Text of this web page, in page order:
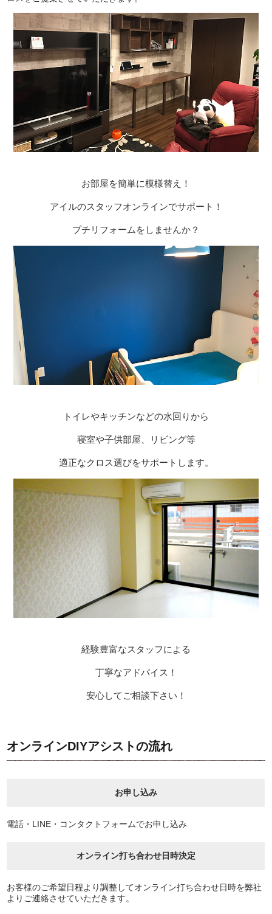
お部屋を簡単に模様替え！
アイルのスタッフオンラインでサポート！
プチリフォームをしませんか？
トイレやキッチンなどの水回りから
寝室や子供部屋、リビング等
適正なクロス選びをサポートします。
経験豊富なスタッフによる
丁寧なアドバイス！
安心してご相談下さい！
オンラインDIYアシストの流れ
お申し込み
電話・LINE・コンタクトフォームでお申し込み
オンライン打ち合わせ日時決定
お客様のご希望日程より調整してオンライン打ち合わせ日時を弊社
よりご連絡させていただきます。